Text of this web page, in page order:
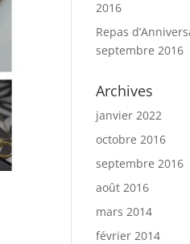
2016
Repas
septembre 2016
Archives
janvier 2022
octobre 2016
septembre 2016
août 2016
mars 2014
février 2014